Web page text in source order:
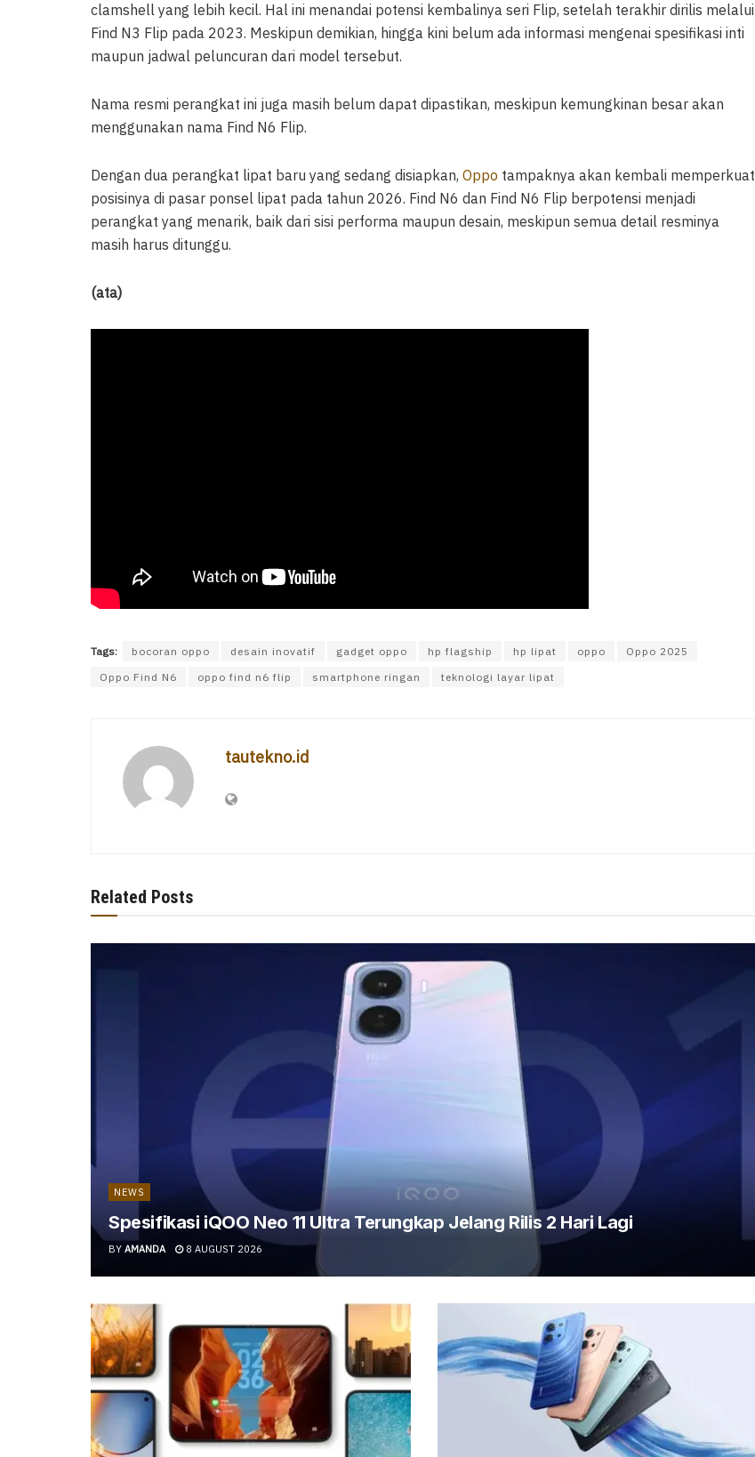
clamshell yang lebih kecil. Hal ini menandai potensi kembalinya seri Flip, setelah terakhir dirilis melalui
Find N3 Flip pada 2023. Meskipun demikian, hingga kini belum ada informasi mengenai spesifikasi inti
maupun jadwal peluncuran dari model tersebut.
Nama resmi perangkat ini juga masih belum dapat dipastikan, meskipun kemungkinan besar akan
menggunakan nama Find N6 Flip.
Dengan dua perangkat lipat baru yang sedang disiapkan, Oppo tampaknya akan kembali memperkuat
posisinya di pasar ponsel lipat pada tahun 2026. Find N6 dan Find N6 Flip berpotensi menjadi
perangkat yang menarik, baik dari sisi performa maupun desain, meskipun semua detail resminya
masih harus ditunggu.
(ata)
Tags: bocoran oppo desain inovatif gadget oppo hp flagship hp lipat oppo
Oppo 2025
Oppo Find N6
oppo find n6 flip smartphone ringan teknologi layar lipat
tautekno.id
Related Posts
NEWS
Spesifikasi iQOO Neo 11 Ultra Terungkap Jelang Rilis 2 Hari Lagi
BY AMANDA 8 AUGUST 2026